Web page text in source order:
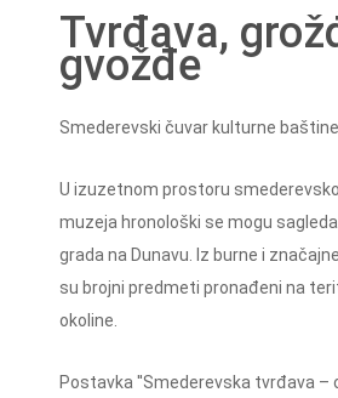
Tvrđava,
gvožđe
Smederevski čuvar kulturne baštine
U izuzetnom prostoru
muzeja hronološki se mogu
grada na Dunavu. Iz burne i
su brojni predmeti pronađeni na
okoline.
Postavka ''Smederevska tvrđava –